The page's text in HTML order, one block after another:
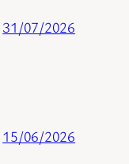
31/07/2026
15/06/2026